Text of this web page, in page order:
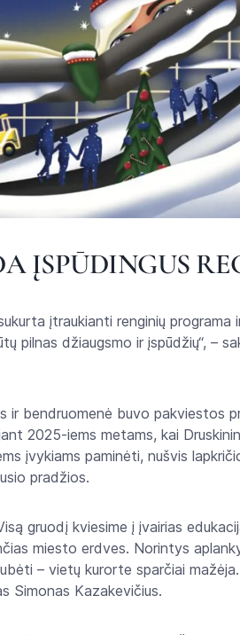
ĮSPŪDINGUS
įtraukianti renginių
pilnas džiaugsmo ir įspūdžių“, –
ir bendruomenė buvo pakviestos
2025-iems metams, kai
įvykiams paminėti, nušvis
pradžios.
gruodį kviesime į įvairias
miesto erdves. Norintys
– vietų kurorte sparčiai
Simonas Kazakevičius.